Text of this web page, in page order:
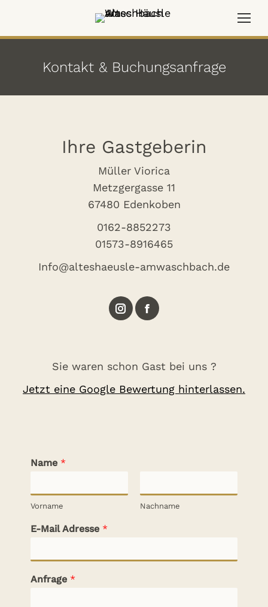
Kontakt & Buchungsanfrage
Ihre Gastgeberin
Müller Viorica
Metzgergasse 11
67480 Edenkoben
0162-8852273
01573-8916465
Info@alteshaeusle-amwaschbach.de
InstagramFacebook
Sie waren schon Gast bei uns ?
Jetzt eine Google Bewertung hinterlassen.
Name *
Vorname Nachname
E-Mail Adresse *
Anfrage *